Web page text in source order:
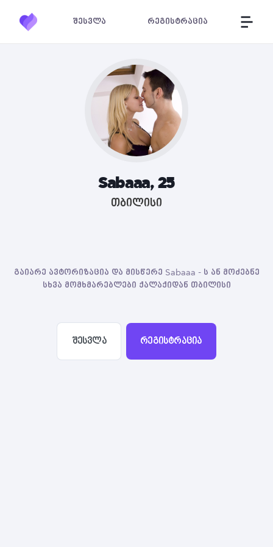
შესვლა რეგისტრაცია
Sabaaa, 25
თბილისი
გაიარე ავტორიზაცია და მისწერე Sabaaa - ს ან მოძებნე
სხვა მომხმარებლები ქალაქიდან თბილისი
შესვლა რეგისტრაცია